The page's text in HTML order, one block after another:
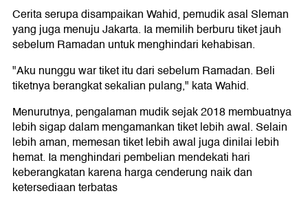
Cerita serupa disampaikan Wahid, pemudik asal Sleman
yang juga menuju Jakarta. Ia memilih berburu tiket jauh
sebelum Ramadan untuk menghindari kehabisan.
"Aku nunggu war tiket itu dari sebelum Ramadan. Beli
tiketnya berangkat sekalian pulang," kata Wahid.
Menurutnya, pengalaman mudik sejak 2018 membuatnya
lebih sigap dalam mengamankan tiket lebih awal. Selain
lebih aman, memesan tiket lebih awal juga dinilai lebih
hemat. Ia menghindari pembelian mendekati hari
keberangkatan karena harga cenderung naik dan
ketersediaan terbatas